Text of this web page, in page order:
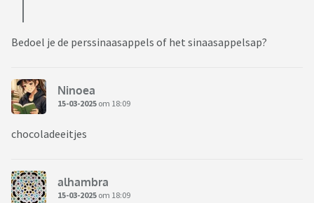
Bedoel je de perssinaasappels of het sinaasappelsap?
Ninoea
15-03-2025 om 18:09
chocoladeeitjes
alhambra
15-03-2025 om 18:09